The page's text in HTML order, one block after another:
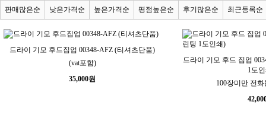
판매많은순 낮은가격순 높은가격순 평점높은순 후기많은순 최근등록순
드라이 기모 후드집업 00348-AFZ (티셔츠단품)
(vat포함)
35,000원
드라이 기모 후드 집업
1도
100장미만 전